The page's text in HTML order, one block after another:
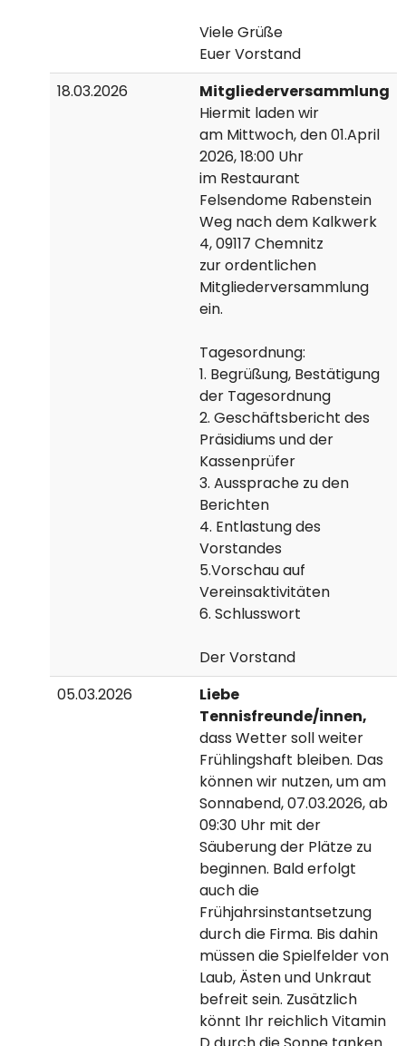
Viele Grüße
Euer Vorstand
18.03.2026
Mitgliederversammlung
Hiermit laden wir
am Mittwoch, den 01.April
2026, 18:00 Uhr
im Restaurant
Felsendome Rabenstein
Weg nach dem Kalkwerk
4, 09117 Chemnitz
zur ordentlichen
Mitgliederversammlung
ein.
Tagesordnung:
1. Begrüßung, Bestätigung
der Tagesordnung
2. Geschäftsbericht des
Präsidiums und der
Kassenprüfer
3. Aussprache zu den
Berichten
4. Entlastung des
Vorstandes
5.Vorschau auf
Vereinsaktivitäten
6. Schlusswort
Der Vorstand
05.03.2026
Liebe
Tennisfreunde/innen,
dass Wetter soll weiter
Frühlingshaft bleiben. Das
können wir nutzen, um am
Sonnabend, 07.03.2026, ab
09:30 Uhr mit der
Säuberung der Plätze zu
beginnen. Bald erfolgt
auch die
Frühjahrsinstantsetzung
durch die Firma. Bis dahin
müssen die Spielfelder von
Laub, Ästen und Unkraut
befreit sein. Zusätzlich
könnt Ihr reichlich Vitamin